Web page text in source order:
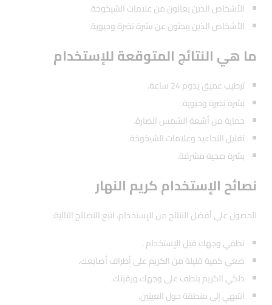
الأشخاص الذين يعانون من علامات الشيخوخة.
الأشخاص الذين يبحثون عن بشرة نضرة وحيوية.
ما هي النتائج المتوقعة للإستخدام
ترطيب عميق يدوم 24 ساعة.
بشرة نضرة وحيوية.
حماية من أشعة الشمس الضارة.
تقليل التجاعيد وعلامات الشيخوخة.
بشرة صحية مشرقة.
نصائح الإستخدام كريم النهار
للحصول على أفضل النتائج من الإستخدام، اتبع النصائح التالية:
نظفي وجهك قبل الإستخدام .
ضعي كمية قليلة من الكريم على أطراف أصابعك.
دلكي الكريم بلطف على وجهك ورقبتك.
انتبهي إلى منطقة حول العينين.